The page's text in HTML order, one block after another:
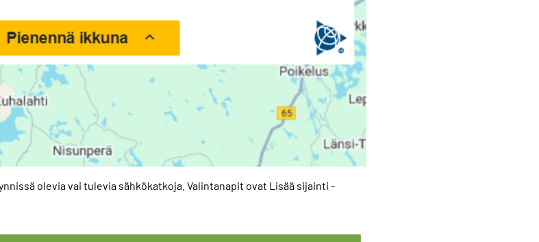
olevia vai tulevia sähkökatkoja. Valintanapit ovat Lisää sijainti -